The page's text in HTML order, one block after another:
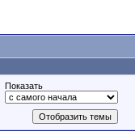
Показать